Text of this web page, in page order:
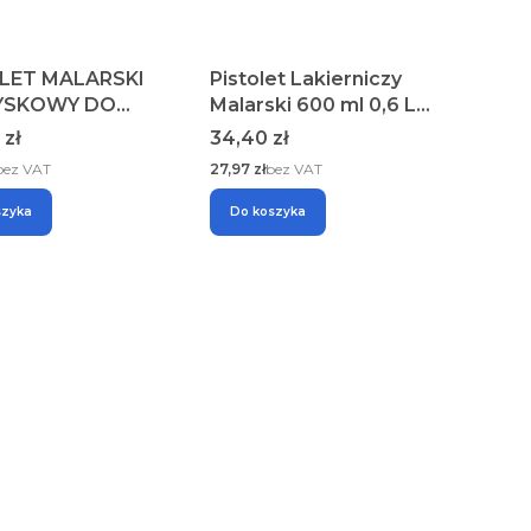
MALARSKI
DO
ŚCIAN
VAT
Pistolet Lakierniczy
Malarski 600 ml 0,6 L
Iglica 1,5 mm
Cena
34,40 zł
Cena
27,97 złbez VAT
Do koszyka